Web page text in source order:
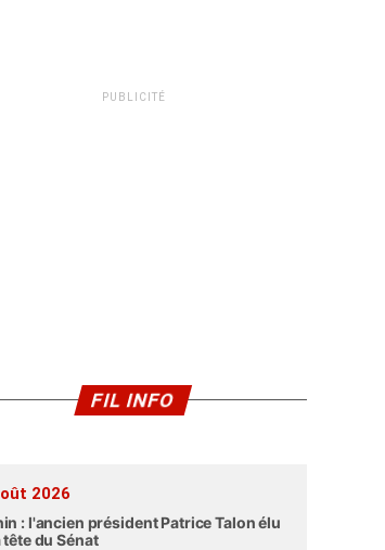
PUBLICITÉ
FIL INFO
2026
: l'ancien président Patrice Talon élu
tête du Sénat